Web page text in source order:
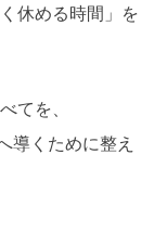
休める時間」を
てを、
導くために整え